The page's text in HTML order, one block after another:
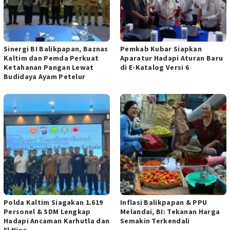
Sinergi BI Balikpapan, Baznas
Kaltim dan Pemda Perkuat
Ketahanan Pangan Lewat
Budidaya Ayam Petelur
Pemkab Kubar Siapkan
Aparatur Hadapi Aturan Baru
di E-Katalog Versi 6
Polda Kaltim Siagakan 1.619
Personel & SDM Lengkap
Hadapi Ancaman Karhutla dan
Inflasi Balikpapan & PPU
Melandai, BI: Tekanan Harga
Semakin Terkendali